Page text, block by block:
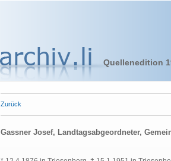
Quellenedition
Zurück
Gassner Josef, Landtagsabgeordneter,